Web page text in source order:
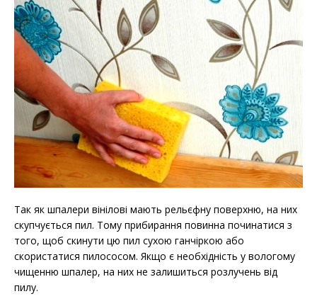
Так як шпалери вінілові мають рельєфну поверхню, на них
скупчується пил. Тому прибирання повинна починатися з
того, щоб скинути цю пил сухою ганчіркою або
скористатися пилососом. Якщо є необхідність у вологому
чищенню шпалер, на них не залишиться розлучень від
пилу.